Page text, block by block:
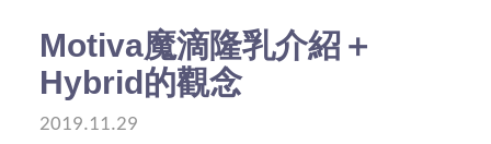
隆乳手術
案例分享
Motiva魔滴隆乳介紹＋
Hybrid的觀念
2019.11.29